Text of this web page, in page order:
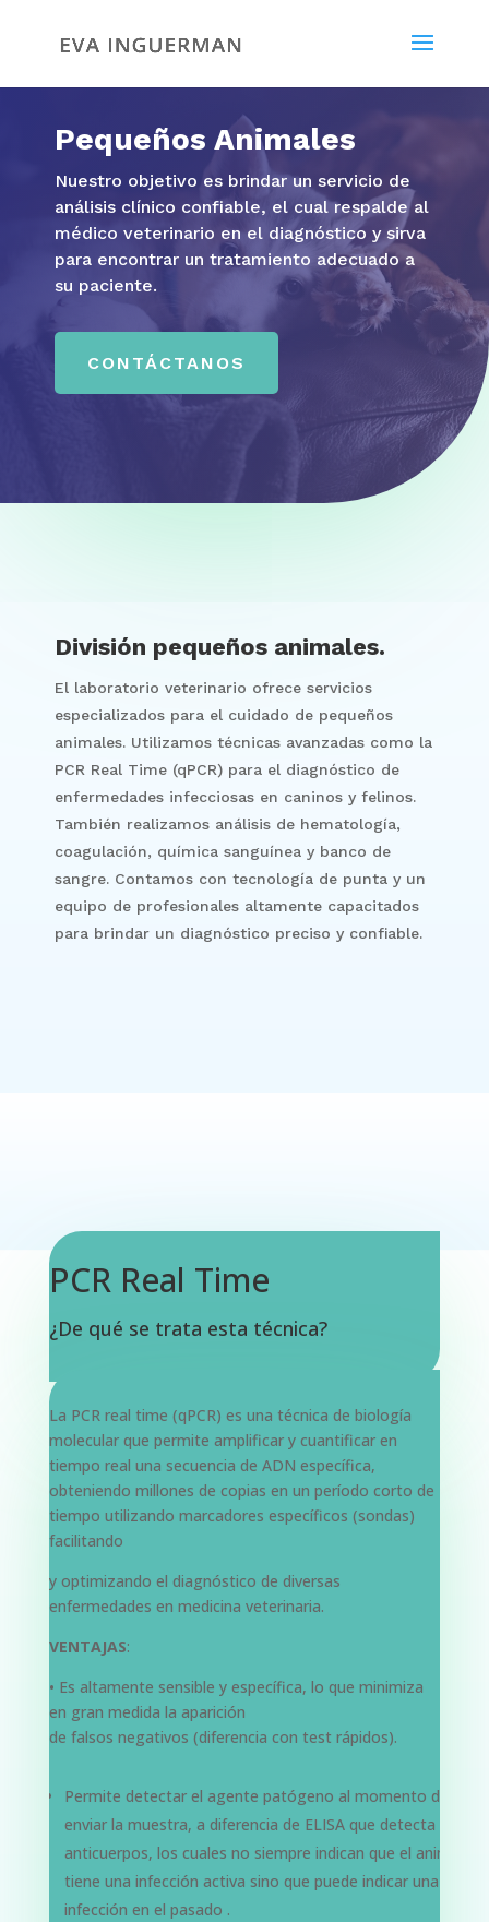
Pequeños Animales
Nuestro objetivo es brindar un servicio de
análisis clínico confiable, el cual respalde al
médico veterinario en el diagnóstico y sirva
para encontrar un tratamiento adecuado a
su paciente.
CONTÁCTANOS
División pequeños animales.
El laboratorio veterinario ofrece servicios
especializados para el cuidado de pequeños
animales. Utilizamos técnicas avanzadas como la
PCR Real Time (qPCR) para el diagnóstico de
enfermedades infecciosas en caninos y felinos.
También realizamos análisis de hematología,
coagulación, química sanguínea y banco de
sangre. Contamos con tecnología de punta y un
equipo de profesionales altamente capacitados
para brindar un diagnóstico preciso y confiable.
PCR Real Time
¿De qué se trata esta técnica?
La PCR real time (qPCR) es una técnica de biología
molecular que permite amplificar y cuantificar en
tiempo real una secuencia de ADN específica,
obteniendo millones de copias en un período corto de
tiempo utilizando marcadores específicos (sondas)
facilitando
y optimizando el diagnóstico de diversas
enfermedades en medicina veterinaria.
VENTAJAS:
• Es altamente sensible y específica, lo que minimiza
en gran medida la aparición
de falsos negativos (diferencia con test rápidos).
Permite detectar el agente patógeno al momento de
enviar la muestra, a diferencia de ELISA que detecta
anticuerpos, los cuales no siempre indican que el animal
tiene una infección activa sino que puede indicar una
infección en el pasado .